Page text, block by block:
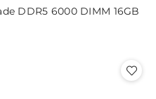
DDR5 6000 DIMM 16GB